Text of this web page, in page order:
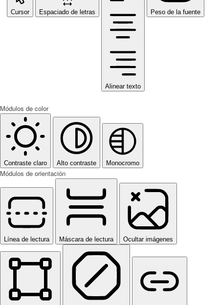
Cursor Espaciado de letras
Alinear texto
Peso de la fuente
Módulos de color
Contraste claro Alto contraste Monocromo
Módulos de orientación
Línea de lectura Máscara de lectura Ocultar imágenes